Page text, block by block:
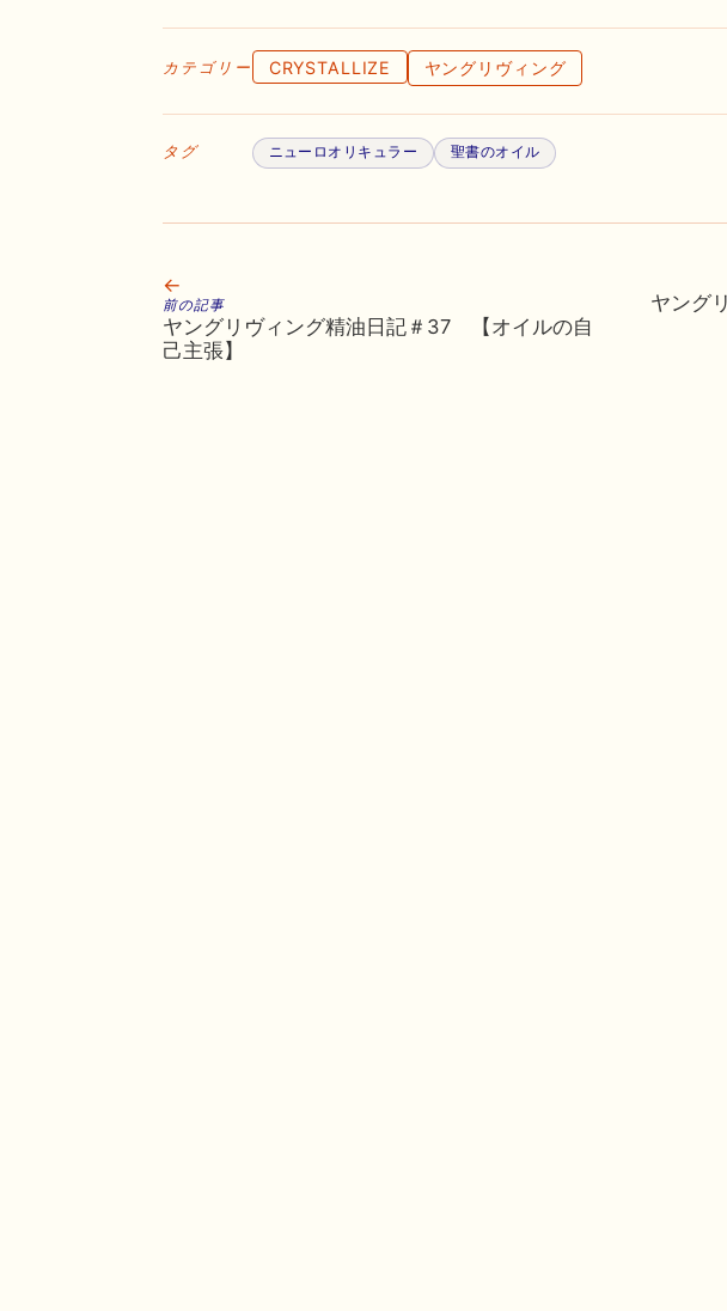
カテゴリー CRYSTALLIZE ヤングリヴィング
タグ ニューロオリキュラー 聖書のオイル
←
前の記事
ヤングリヴィング精油日記＃37 【オイルの自
己主張】
ヤング